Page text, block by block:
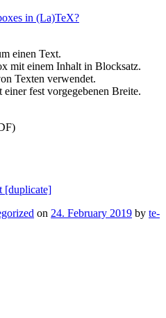
in (La)TeX?
einen Text.
mit einem Inhalt in Blocksatz.
Texten verwendet.
fest vorgegebenen Breite.
[duplicate]
on 24. February 2019 by te-